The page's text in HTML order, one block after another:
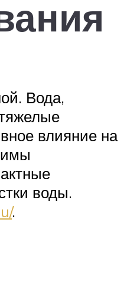
Вода,
влияние на
воды.
.